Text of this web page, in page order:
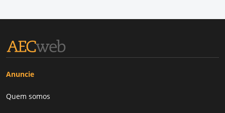
Anuncie
Quem somos